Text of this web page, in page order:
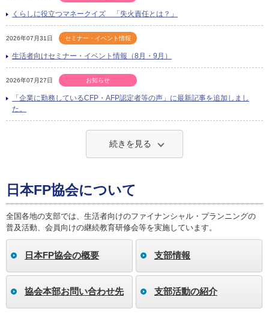
くらしに役立つマネークイズ 「失火責任とは？」
2026年07月31日 セミナー・イベント情報
生活者向けセミナー・イベント情報（8月・9月）
2026年07月27日 お知らせ
「企業に勤務しているCFP・AFP認定者等の声」に最新記事を追加しまし
た。
続きを見る
日本FP協会について
全国各地の支部では、生活者向けのファイナンシャル・プランニングの
普及活動、会員向けの継続教育研修会等を実施しています。
日本FP協会の概要 支部情報
協会本部お問い合わせ先 支部活動の紹介